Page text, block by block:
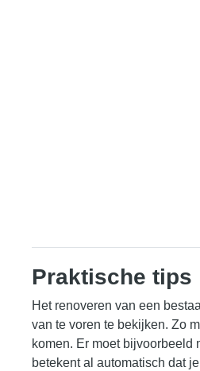
Praktische tips
Het renoveren van een
van te voren te bekijken. Zo
komen. Er moet
betekent al automatisch dat